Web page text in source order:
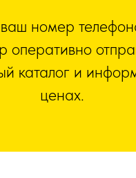
номер
оперативно
каталог и
ценах.